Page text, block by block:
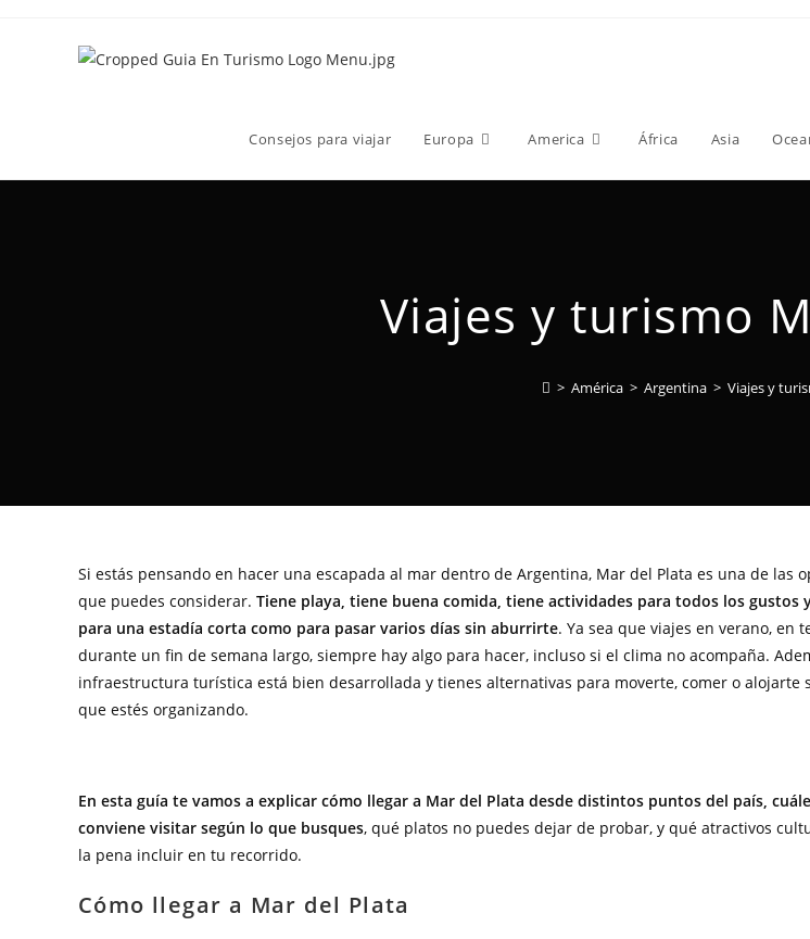
Consejos para viajar Europa America África Asia
Viajes y turismo
> América > Argentina > Viajes y
Si estás pensando en hacer una escapada al mar dentro de Argentina, Mar del Plata es una de las
que puedes considerar. Tiene playa, tiene buena comida, tiene actividades para todos los gustos
para una estadía corta como para pasar varios días sin aburrirte. Ya sea que viajes en verano, en
durante un fin de semana largo, siempre hay algo para hacer, incluso si el clima no acompaña.
infraestructura turística está bien desarrollada y tienes alternativas para moverte, comer o alojarte
que estés organizando.
En esta guía te vamos a explicar cómo llegar a Mar del Plata desde distintos puntos del país,
conviene visitar según lo que busques, qué platos no puedes dejar de probar, y qué atractivos
la pena incluir en tu recorrido.
Cómo llegar a Mar del Plata